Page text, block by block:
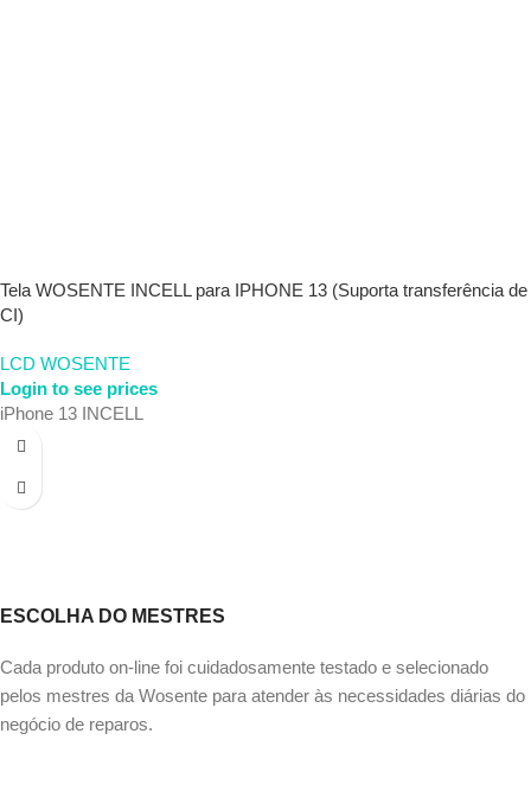
Tela WOSENTE INCELL para IPHONE 13 (Suporta transferência de
CI)
LCD WOSENTE
Login to see prices
iPhone 13 INCELL
ESCOLHA DO MESTRES
Cada produto on-line foi cuidadosamente testado e selecionado
pelos mestres da Wosente para atender às necessidades diárias do
negócio de reparos.